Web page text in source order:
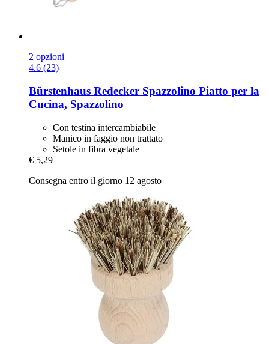
2 opzioni
4.6 (23)
Bürstenhaus Redecker Spazzolino Piatto per la
Cucina, Spazzolino
Con testina intercambiabile
Manico in faggio non trattato
Setole in fibra vegetale
€ 5,29
Consegna entro il giorno 12 agosto